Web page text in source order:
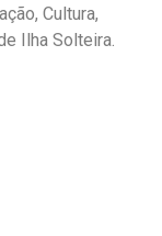
Cultura,
Ilha Solteira.